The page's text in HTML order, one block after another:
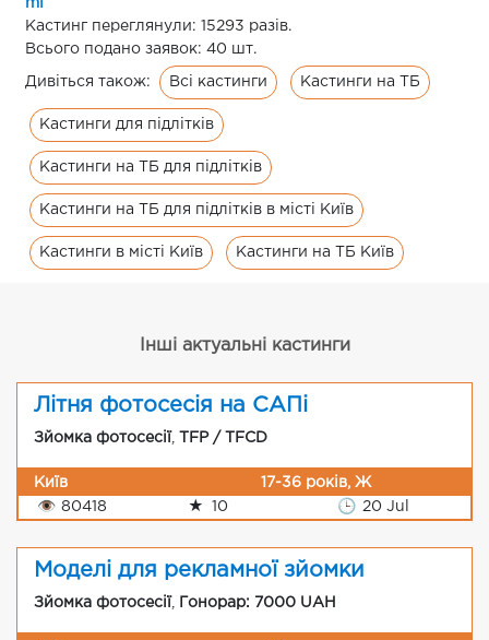
ml
Кастинг переглянули: 15293 разів.
Всього подано заявок: 40 шт.
Дивіться також: Всі кастинги Кастинги на ТБ
Кастинги для підлітків
Кастинги на ТБ для підлітків
Кастинги на ТБ для підлітків в місті Київ
Кастинги в місті Київ Кастинги на ТБ Київ
Інші актуальні кастинги
Літня фотосесія на САПі
Зйомка фотосесії TFP / TFCD
Київ
17-36 років, Ж
👁 80418 ★ 10 🕒 20 Jul
Моделі для рекламної зйомки
Зйомка фотосесії Гонорар: 7000 UAH